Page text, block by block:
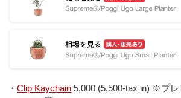
・Clip Kaychain 5,000 (5,500-tax in) ※プ